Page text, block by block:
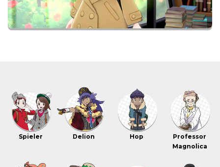
Spieler Delion Hop
Professor
Magnolica